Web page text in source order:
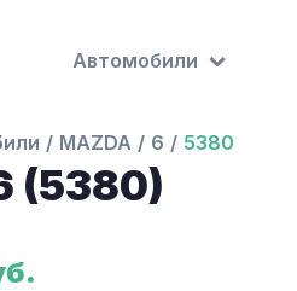
Автомобили
MAZDA 6 5380
(5380)